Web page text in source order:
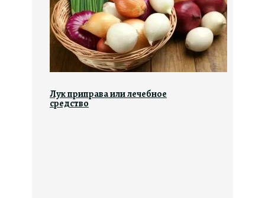
Лук приправа или лечебное
средство